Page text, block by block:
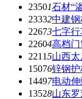
23501石材“
23332中建
22673七字行
22604高档
22115山西
15076锌钢
14497电动伸
13528山东